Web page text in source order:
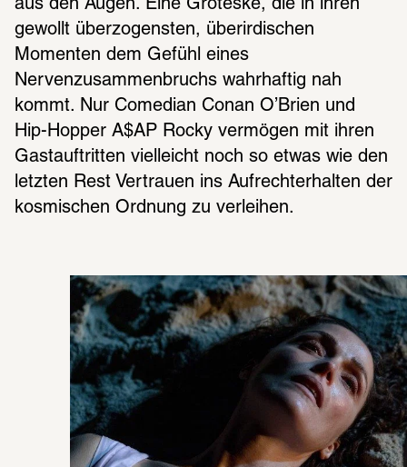
aus den Augen. Eine Groteske, die in ihren
gewollt überzogensten, überirdischen
Momenten dem Gefühl eines
Nervenzusammenbruchs wahrhaftig nah
kommt. Nur Comedian Conan O’Brien und
Hip-Hopper A$AP Rocky vermögen mit ihren
Gastauftritten vielleicht noch so etwas wie den
letzten Rest Vertrauen ins Aufrechterhalten der
kosmischen Ordnung zu verleihen.